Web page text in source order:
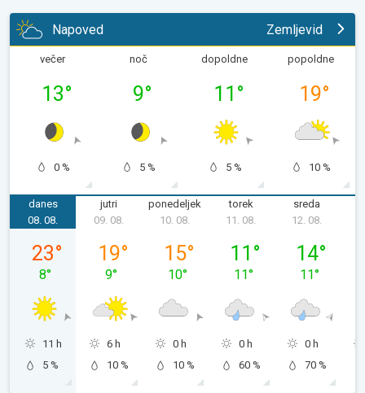
Napoved Zemljevid
večer
13°
0 %
noč
9°
5 %
dopoldne
11 °
5 %
popoldne
19°
10 %
danes
sobota, 08. 08.
08. 08.
23°
8°
11 h
5 %
jutri
09. 08.
19°
9°
6 h
10 %
ponedeljek
10. 08.
15°
10°
0 h
10 %
torek
11. 08.
11 °
11°
0 h
60 %
sreda
12. 08.
14°
11°
0 h
70 %